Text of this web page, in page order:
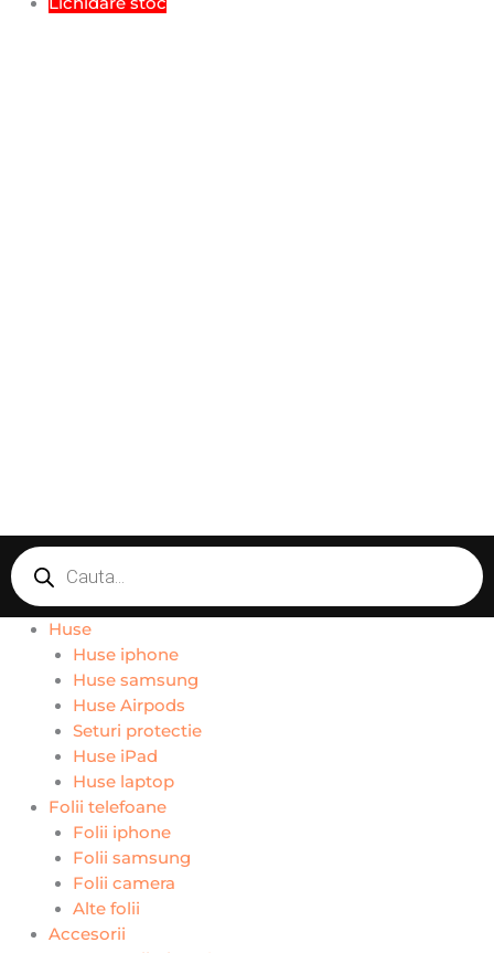
Products
search
Huse
Huse iphone
Huse samsung
Huse Airpods
Seturi protectie
Huse iPad
Huse laptop
Folii telefoane
Folii iphone
Folii samsung
Folii camera
Alte folii
Accesorii